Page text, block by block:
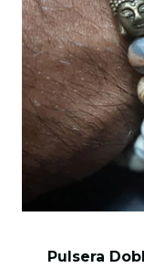
Pulsera